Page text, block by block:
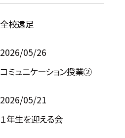
全校遠足
2026/05/26
コミュニケーション授業②
2026/05/21
１年生を迎える会